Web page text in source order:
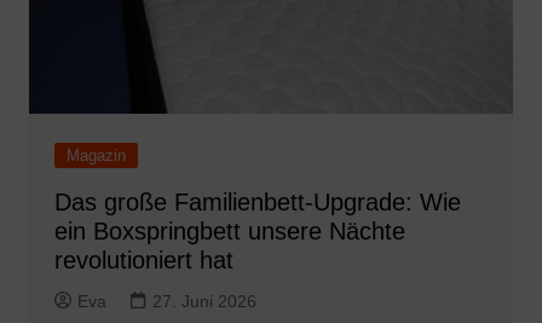
Magazin
Das große Familienbett-Upgrade: Wie
ein Boxspringbett unsere Nächte
revolutioniert hat
Eva 27. Juni 2026